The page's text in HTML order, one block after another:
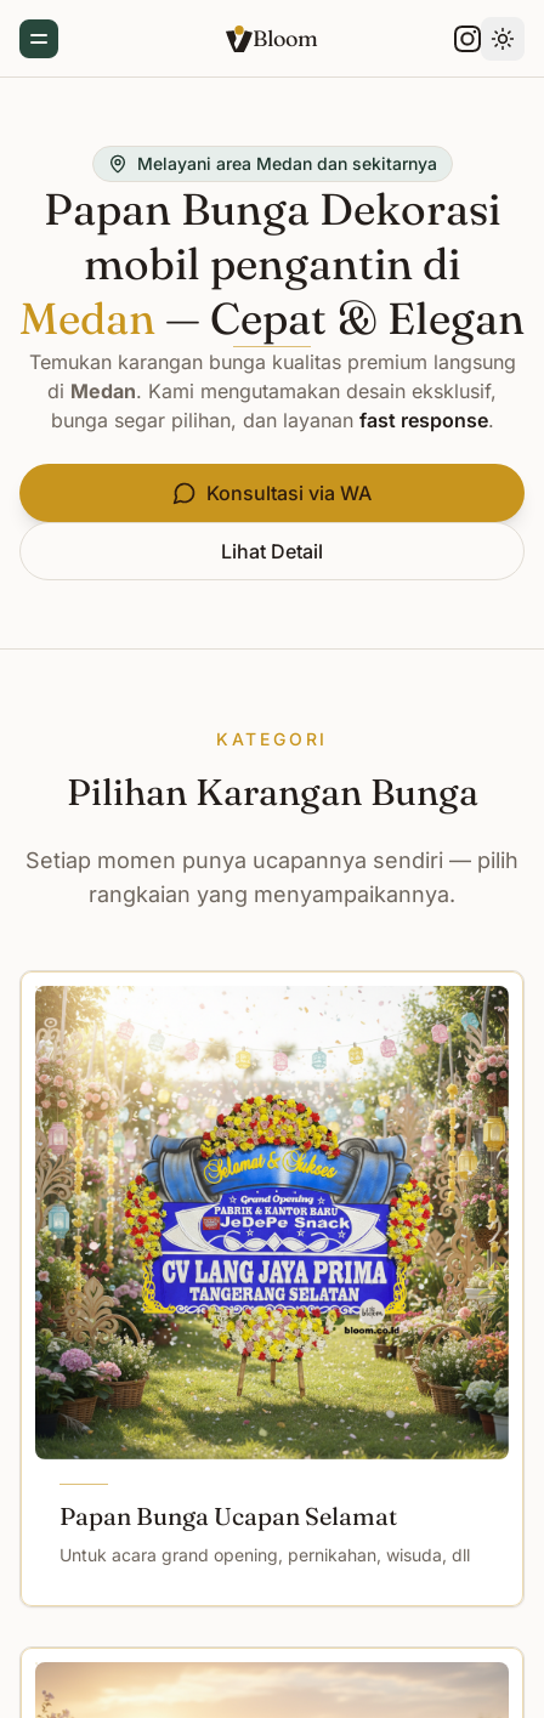
Toggle Menu Bloom
Melayani area Medan dan sekitarnya
Papan Bunga Dekorasi
mobil pengantin di
Medan — Cepat & Elegan
Temukan karangan bunga kualitas premium langsung
di Medan. Kami mengutamakan desain eksklusif,
bunga segar pilihan, dan layanan fast response.
Konsultasi via WA
Lihat Detail
KATEGORI
Pilihan Karangan Bunga
Setiap momen punya ucapannya sendiri — pilih
rangkaian yang menyampaikannya.
Papan Bunga Ucapan Selamat
Untuk acara grand opening, pernikahan, wisuda, dll